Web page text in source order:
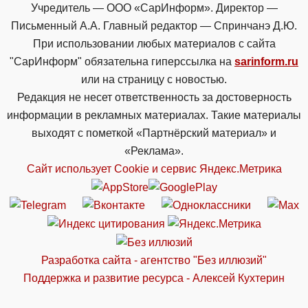
Учредитель — ООО «СарИнформ». Директор —
Письменный А.А. Главный редактор — Спринчанэ Д.Ю.
При использовании любых материалов с сайта
"СарИнформ" обязательна гиперссылка на sarinform.ru
или на страницу с новостью.
Редакция не несет ответственность за достоверность
информации в рекламных материалах. Такие материалы
выходят с пометкой «Партнёрский материал» и
«Реклама».
Сайт использует Cookie и сервиc Яндекс.Метрика
Разработка сайта - агентство "Без иллюзий"
Поддержка и развитие ресурса - Алексей Кухтерин